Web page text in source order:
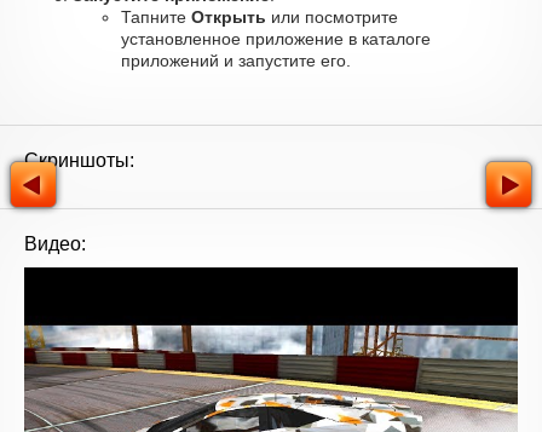
Тапните Открыть или посмотрите
установленное приложение в каталоге
приложений и запустите его.
Скриншоты:
Видео: